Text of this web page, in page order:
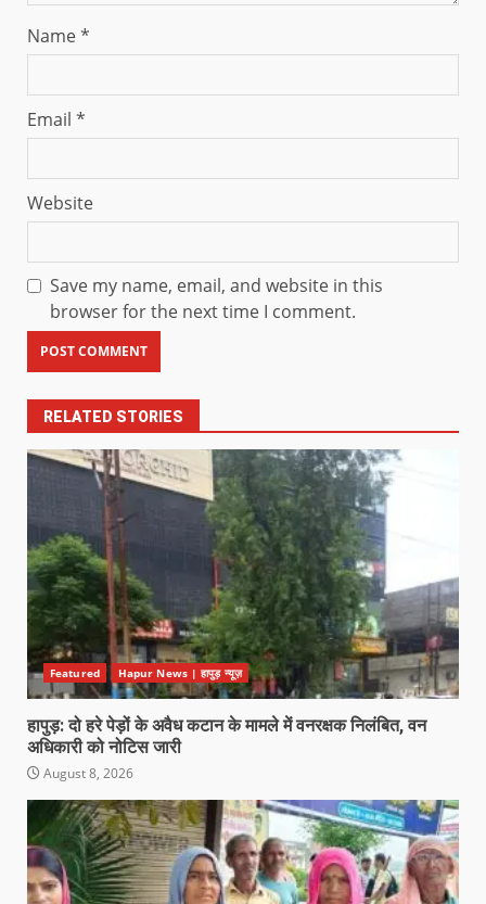
Name*
Email *
Website
Save my name, email, and website in this
browser for the next time I comment.
RELATED STORIES
Featured Hapur News | हापुड़ न्यूज़
हापुड़: दो हरे पेड़ों के अवैध कटान के मामले में वनरक्षक निलंबित, वन
अधिकारी को नोटिस जारी
August 8, 2026